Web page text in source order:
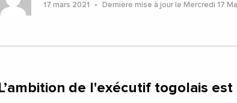
17 mars 2021 Dernière mise à jour le Mercredi 17
L’ambition de l'exécutif togolais